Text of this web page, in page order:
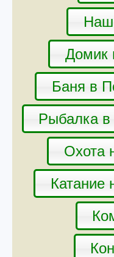
Домик
Баня в
Рыбалка
Охота
Катание